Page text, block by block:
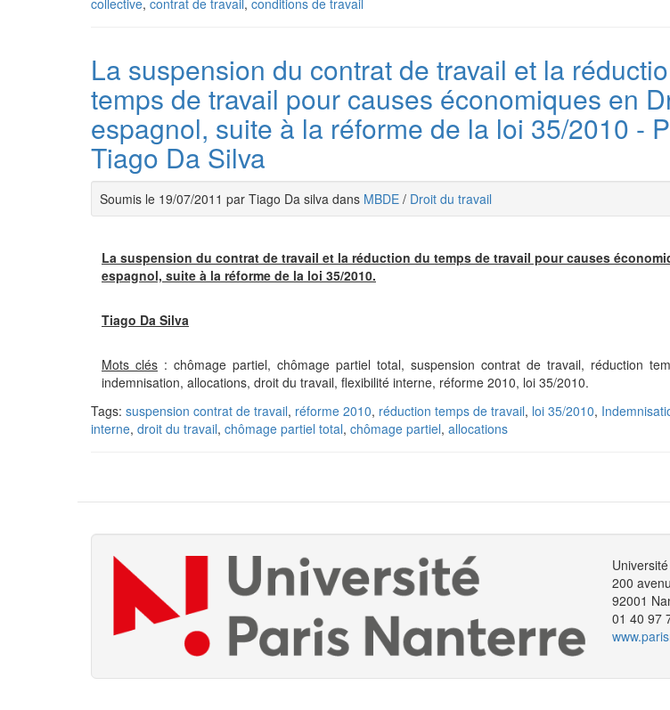
collective, contrat de travail, conditions de travail
La suspension du contrat de travail et la
temps de travail pour causes économiques en
espagnol, suite à la réforme de la loi 35/2010 -
Tiago Da Silva
Soumis le 19/07/2011 par Tiago Da silva dans MBDE / Droit du travail
La suspension du contrat de travail et la réduction du temps de travail pour causes
espagnol, suite à la réforme de la loi 35/2010.
Tiago Da Silva
Mots clés : chômage partiel, chômage partiel total, suspension contrat de travail, réduction
indemnisation, allocations, droit du travail, flexibilité interne, réforme 2010, loi 35/2010.
Tags: suspension contrat de travail, réforme 2010, réduction temps de travail, loi 35/2010,
interne, droit du travail, chômage partiel total, chômage partiel, allocations
200
92001
01 40 97